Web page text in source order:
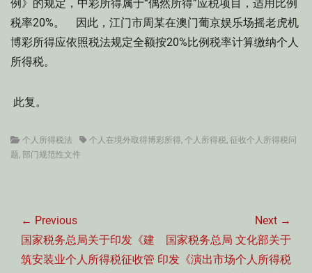
例》的规定，中彩所得属于“偶然所得”应税项目，适用比例
税率20%。 因此，江门市周某在澳门葡京娱乐场摇老虎机
博彩所得应依照税法规定全额按20%比例税率计算缴纳个人
所得税。
此复。
Categories
个人所得税法 Tags个人在境外取得博彩所得, 个人所得税, 征收个人所得税问
题, 部门规范性文件
章
导
航
← Previous
Previous
post:
国家税务总局关于印发《建
筑安装业个人所得税征收管
Next →
Next
post:
国家税务总局 文化部关于
印发《演出市场个人所得税